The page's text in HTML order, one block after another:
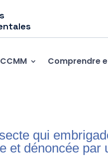
Comprendre
qui
et dénoncée par